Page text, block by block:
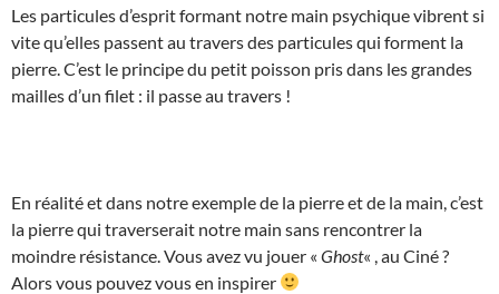
Les particules d’esprit formant notre main psychique vibrent si
vite qu’elles passent au travers des particules qui forment la
pierre. C’est le principe du petit poisson pris dans les grandes
mailles d’un filet : il passe au travers !
En réalité et dans notre exemple de la pierre et de la main, c’est
la pierre qui traverserait notre main sans rencontrer la
moindre résistance. Vous avez vu jouer « Ghost« , au Ciné ?
Alors vous pouvez vous en inspirer